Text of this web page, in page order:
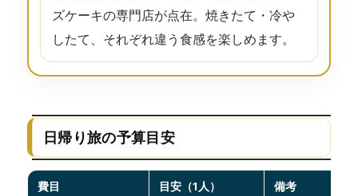
ズケーキの専門店が点在。焼きたて・冷や
したて、それぞれ違う食感を楽しめます。
日帰り旅の予算目安
費目 目安（1人） 備考